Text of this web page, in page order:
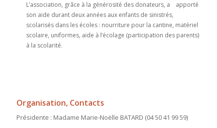
L’association, grâce à la générosité des donateurs, a apporté
son aide durant deux années aux enfants de sinistrés,
scolarisés dans les écoles : nourriture pour la cantine, matériel
scolaire, uniformes, aide à l’écolage (participation des parents)
à la scolarité.
Organisation, Contacts
Présidente : Madame Marie-Noëlle BATARD (04 50 41 99 59)